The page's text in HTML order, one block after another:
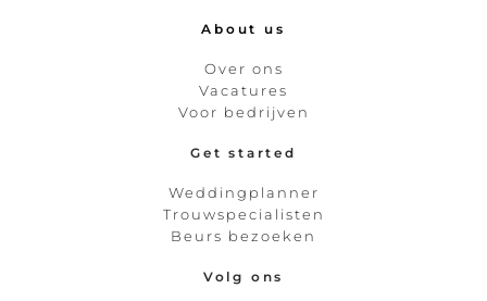
About us
Over ons
Vacatures
Voor bedrijven
Get started
Weddingplanner
Trouwspecialisten
Beurs bezoeken
Volg ons